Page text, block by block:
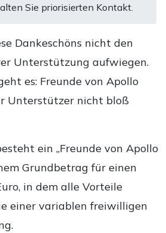
Sie priorisierten Kontakt.
Dankeschöns nicht den
Unterstützung aufwiegen.
es: Freunde von Apollo
Unterstützer nicht bloß
ein „Freunde von Apollo
Grundbetrag für einen
in dem alle Vorteile
einer variablen freiwilligen